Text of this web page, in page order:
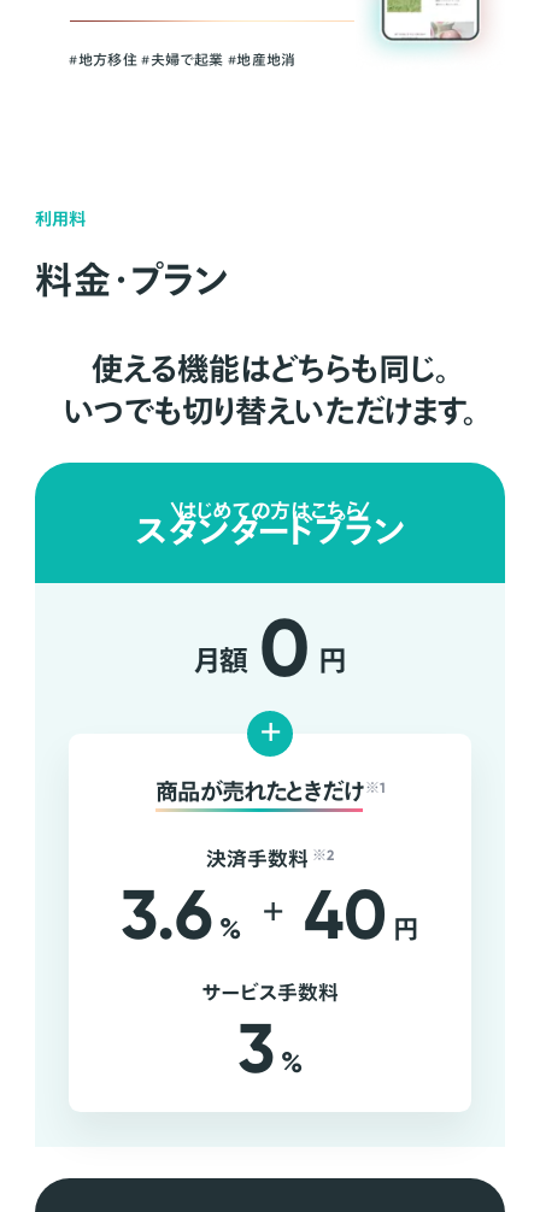
#地方移住 #夫婦で起業 #地産地消
利用料
料金・プラン
使える機能はどちらも同じ。
いつでも切り替えいただけます。
はじめての方はこちら
スタンダードプラン
月額 0 円
+
商品が売れたときだけ ※1
決済手数料 ※2
3.6 % + 40 円
サービス手数料
3 %